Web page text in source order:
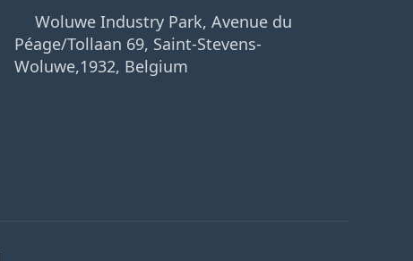
Woluwe Industry Park, Avenue du
Péage/Tollaan 69, Saint-Stevens-
Woluwe,1932, Belgium